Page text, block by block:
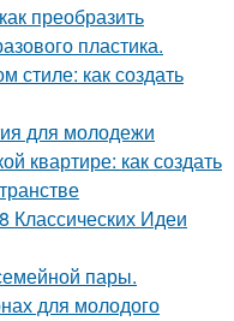
преобразить
пластика.
стиле: как создать
для молодежи
квартире: как создать
Классических Идеи
пары.
для молодого